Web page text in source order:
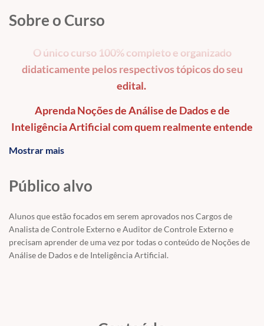
Sobre o Curso
O único curso 100% completo e organizado
didaticamente pelos respectivos tópicos do seu
edital.
Aprenda Noções de Análise de Dados e de
Inteligência Artificial com quem realmente entende
Modalidade:Reta Final.
Cargo: Analista de Controle Externo e Auditor de Controle Externo.
Banca: FGV
Mostrar mais
Público alvo
Alunos que estão focados em serem aprovados nos Cargos de
Analista de Controle Externo e Auditor de Controle Externo e
precisam aprender de uma vez por todas o conteúdo de Noções de
Análise de Dados e de Inteligência Artificial.